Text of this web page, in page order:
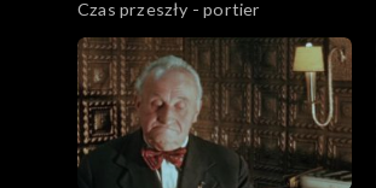
Czas przeszły - portier